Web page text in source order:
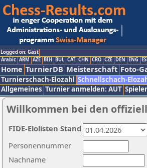
Logged on: Gast
Arabic ARM AZE BIH BUL CAT CHN CRO CZE DEN ENG
Home TurnierDB Meisterschaft Foto-
Turnierschach-Elozahl Schnellschach-
Allgemeines Turnier anmelden: AUT
Willkommen bei den
Nachname
Personennummer
FIDE-Elolisten Stand